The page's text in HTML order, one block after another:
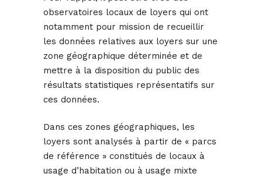
observatoires locaux de loyers qui ont
notamment pour mission de recueillir
les données relatives aux loyers sur une
zone géographique déterminée et de
mettre à la disposition du public des
résultats statistiques représentatifs sur
ces données.
Dans ces zones géographiques, les
loyers sont analysés à partir de « parcs
de référence » constitués de locaux à
usage d’habitation ou à usage mixte